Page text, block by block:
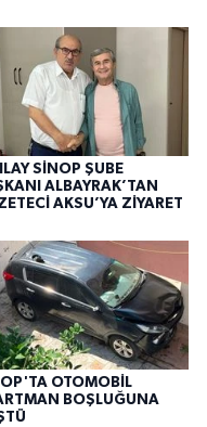
SİNOP ŞUBE
ALBAYRAK’TAN
AKSU’YA ZİYARET
OTOMOBİL
BOŞLUĞUNA